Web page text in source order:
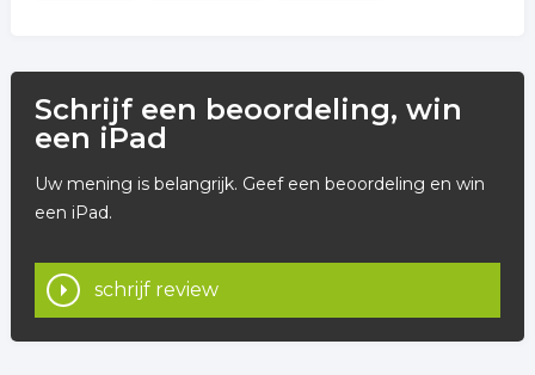
Schrijf een beoordeling, win
een iPad
Uw mening is belangrijk. Geef een beoordeling en win
een iPad.
schrijf review